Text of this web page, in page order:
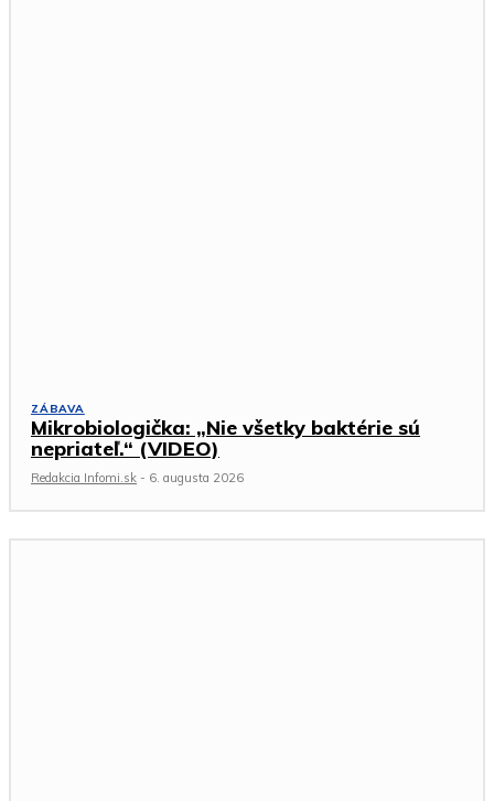
ZÁBAVA
Mikrobiologička: „Nie všetky baktérie sú
nepriateľ.“ (VIDEO)
Redakcia Infomi.sk - 6. augusta 2026